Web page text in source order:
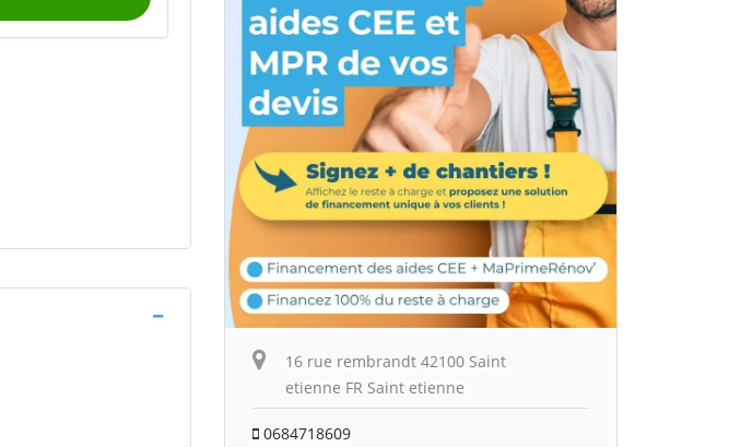
16 rue rembrandt 42100 Saint
etienne FR Saint etienne
0684718609